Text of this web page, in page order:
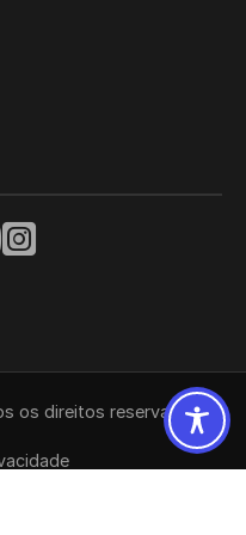
os direitos reservados.